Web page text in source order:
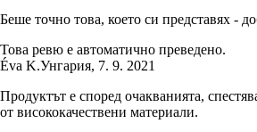
Беше точно това, което си представях -
Това ревю е автоматично преведено.
Éva K.Унгария, 7. 9. 2021
Продуктът е според очакванията,
от висококачествени материали.